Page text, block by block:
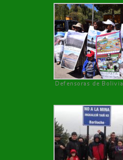
Defensoras de Bolivia